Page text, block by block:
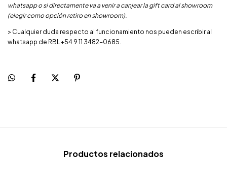
whatsapp o si directamente va a venir a canjear la gift card al showroom
(elegir como opción retiro en showroom).
> Cualquier duda respecto al funcionamiento nos pueden escribir al
whatsapp de RBL +54 9 11 3482-0685.
Productos relacionados